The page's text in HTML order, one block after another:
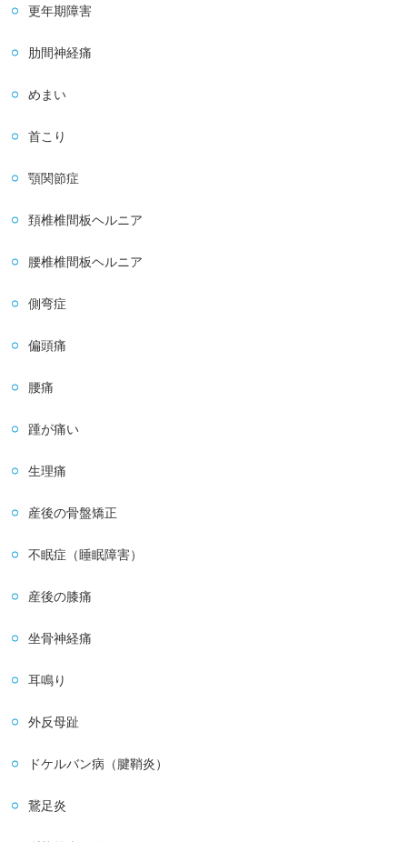
更年期障害
肋間神経痛
めまい
首こり
顎関節症
頚椎椎間板ヘルニア
腰椎椎間板ヘルニア
側弯症
偏頭痛
腰痛
踵が痛い
生理痛
産後の骨盤矯正
不眠症（睡眠障害）
産後の膝痛
坐骨神経痛
耳鳴り
外反母趾
ドケルバン病（腱鞘炎）
鵞足炎